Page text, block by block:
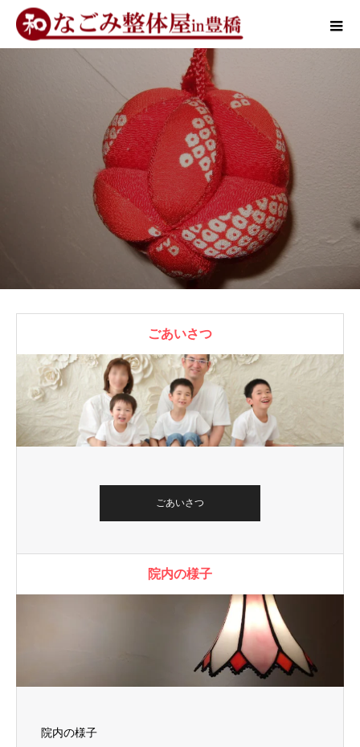
ごあいさつ
ごあいさつ
院内の様子
院内の様子